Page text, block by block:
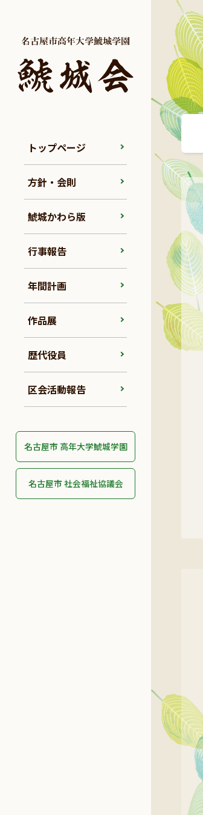
トップページ
方針・会則
鯱城かわら版
行事報告
年間計画
作品展
歴代役員
区会活動報告
名古屋市 高年大学鯱城学園
名古屋市 社会福祉協議会